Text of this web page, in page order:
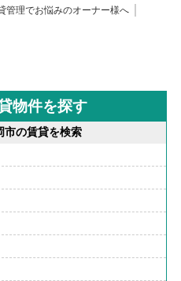
管理でお悩みのオーナー様へ
物件を探す
市の賃貸を検索